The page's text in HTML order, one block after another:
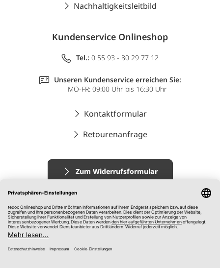
Nachhaltigkeitsleitbild
Kundenservice Onlineshop
Tel.: 0 55 93 - 80 29 77 12
Unseren Kundenservice erreichen Sie:
MO-FR: 09:00 Uhr bis 16:30 Uhr
Kontaktformular
Retourenanfrage
Zum Widerrufsformular
Impressum
AGB
Datenschutz